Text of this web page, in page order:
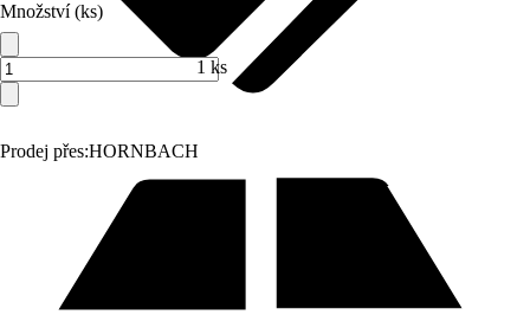
Prodej přes:HORNBACH
Množství (ks)
1 ks